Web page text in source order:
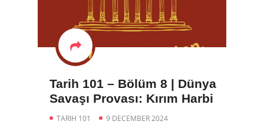
Tarih 101 – Bölüm 8 | Dünya
Savaşı Provası: Kırım Harbi
TARIH 101 9 DECEMBER 2024